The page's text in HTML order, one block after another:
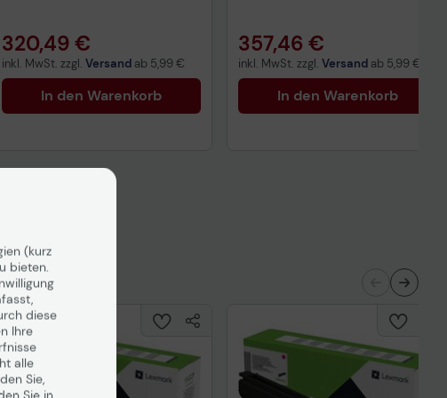
320,49 €
inkl. MwSt. zzgl. Versand ab 5,99 €
In den Warenkorb
357,46 €
inkl. MwSt. zzgl. Versand ab 5,99 €
In den Warenkorb
(kurz
bieten.
diese
Ihre
alle
Sie,